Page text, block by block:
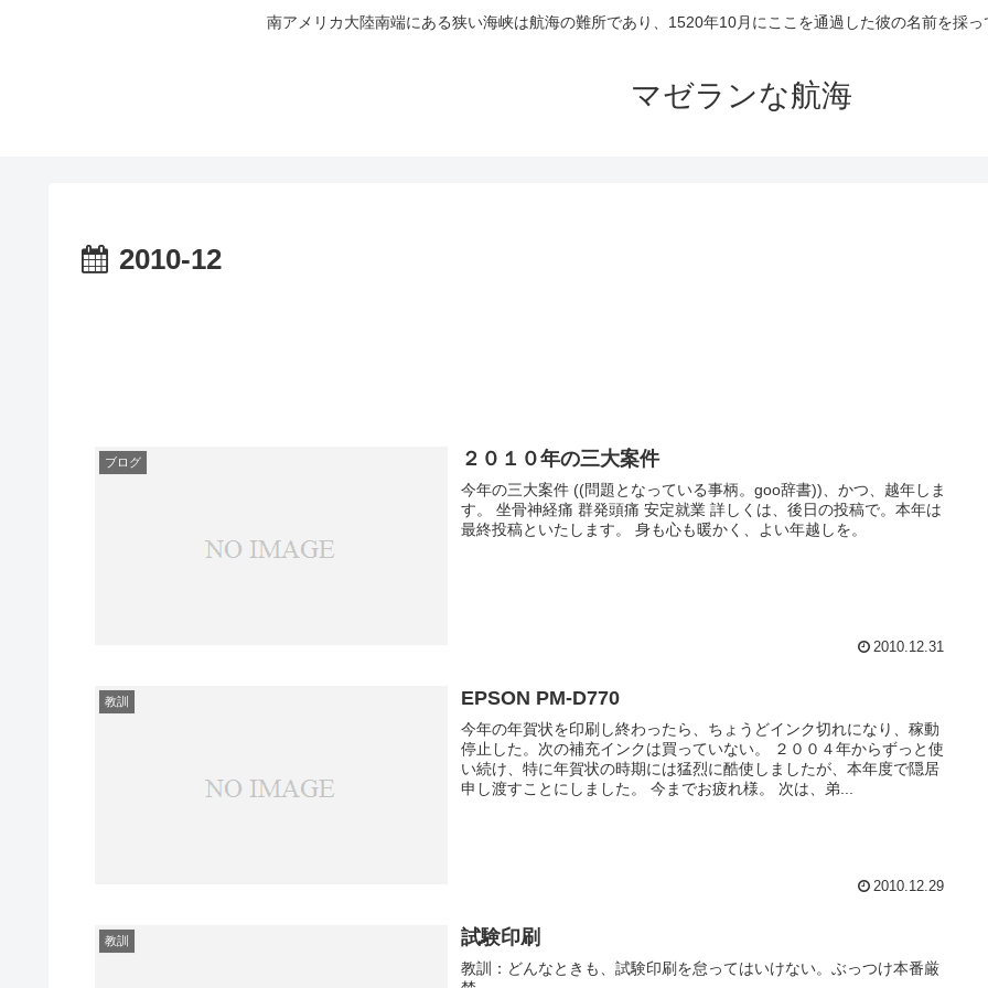
南アメリカ大陸南端にある狭い海峡は航海の難所であり、1520年10月にここを通過した彼の名前を採
マゼランな航海
2010-12
ブログ ２０１０年の三大案件
今年の三大案件 ((問題となっている事柄。goo辞書))、かつ、越年しま
す。 坐骨神経痛 群発頭痛 安定就業 詳しくは、後日の投稿で。本年は
最終投稿といたします。 身も心も暖かく、よい年越しを。
2010.12.31
教訓 EPSON PM-D770
今年の年賀状を印刷し終わったら、ちょうどインク切れになり、稼動
停止した。次の補充インクは買っていない。 ２００４年からずっと使
い続け、特に年賀状の時期には猛烈に酷使しましたが、本年度で隠居
申し渡すことにしました。 今までお疲れ様。 次は、弟...
2010.12.29
教訓 試験印刷
教訓：どんなときも、試験印刷を怠ってはいけない。ぶっつけ本番厳